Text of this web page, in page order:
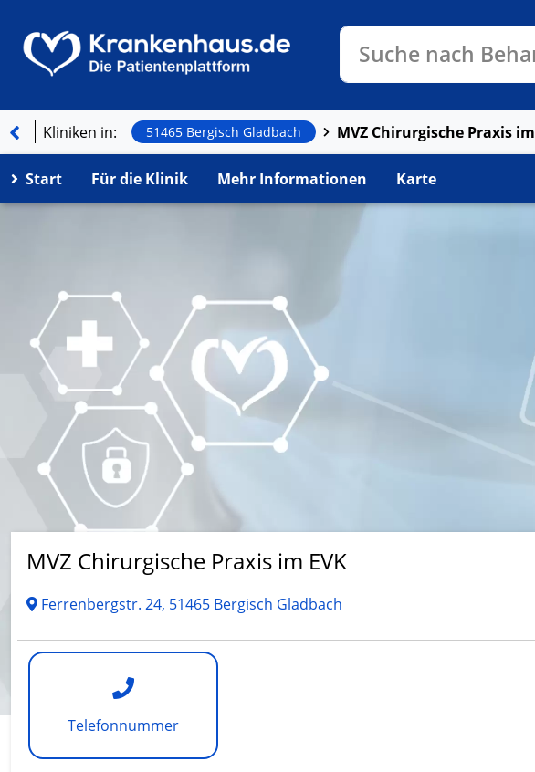
Suche nach
Kliniken in: 51465 Bergisch Gladbach MVZ Chirurgische Praxis im
Start Für die Klinik Mehr Informationen Karte
MVZ Chirurgische Praxis im EVK
Ferrenbergstr. 24, 51465 Bergisch Gladbach
Telefonnummer